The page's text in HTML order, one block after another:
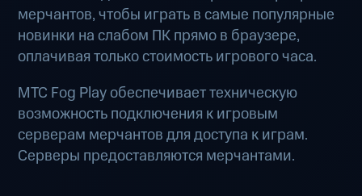
мерчантов, чтобы играть в самые популярные
новинки на слабом ПК прямо в браузере,
оплачивая только стоимость игрового часа.
МТС Fog Play обеспечивает техническую
возможность подключения к игровым
серверам мерчантов для доступа к играм.
Серверы предоставляются мерчантами.